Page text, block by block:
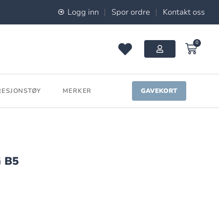
Logg inn Spor ordre Kontakt oss
0
MERKER GAVEKORT
B5